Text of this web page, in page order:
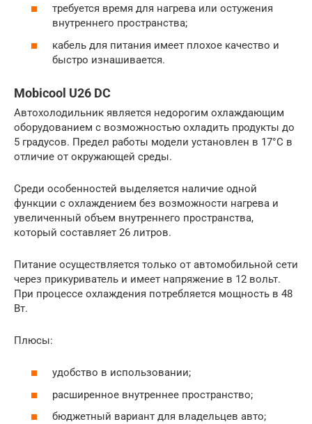
требуется время для нагрева или остужения
внутреннего пространства;
кабель для питания имеет плохое качество и
быстро изнашивается.
Mobicool U26 DC
Автохолодильник является недорогим охлаждающим
оборудованием с возможностью охладить продукты до
5 градусов. Предел работы модели установлен в 17°C в
отличие от окружающей среды.
Среди особенностей выделяется наличие одной
функции с охлаждением без возможности нагрева и
увеличенный объем внутреннего пространства,
который составляет 26 литров.
Питание осуществляется только от автомобильной сети
через прикуриватель и имеет напряжение в 12 вольт.
При процессе охлаждения потребляется мощность в 48
Вт.
Плюсы:
удобство в использовании;
расширенное внутреннее пространство;
бюджетный вариант для владельцев авто;